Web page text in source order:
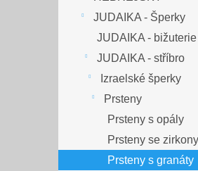
JUDAIKA - Šperky
JUDAIKA - bižuterie
JUDAIKA - stříbro
Izraelské šperky
Prsteny
Prsteny s opály
Prsteny se zirkony
Prsteny s granáty